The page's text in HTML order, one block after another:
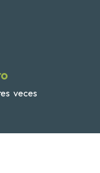
veces